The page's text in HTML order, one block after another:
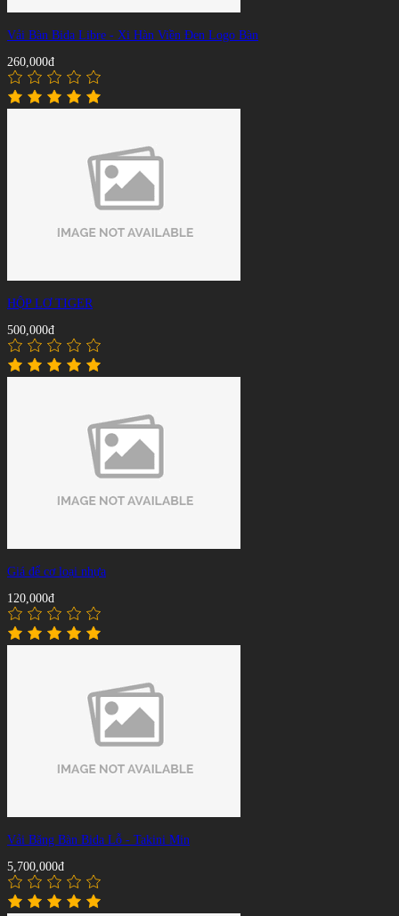
Vải Bàn Bida Libre - Xi Hàn Viền Đen Logo Bàn
260,000đ
HỘP LƠ TIGER
500,000đ
Giá để cơ loại nhựa
120,000đ
Vải Băng Bàn Bida Lỗ - Takini Min
5,700,000đ